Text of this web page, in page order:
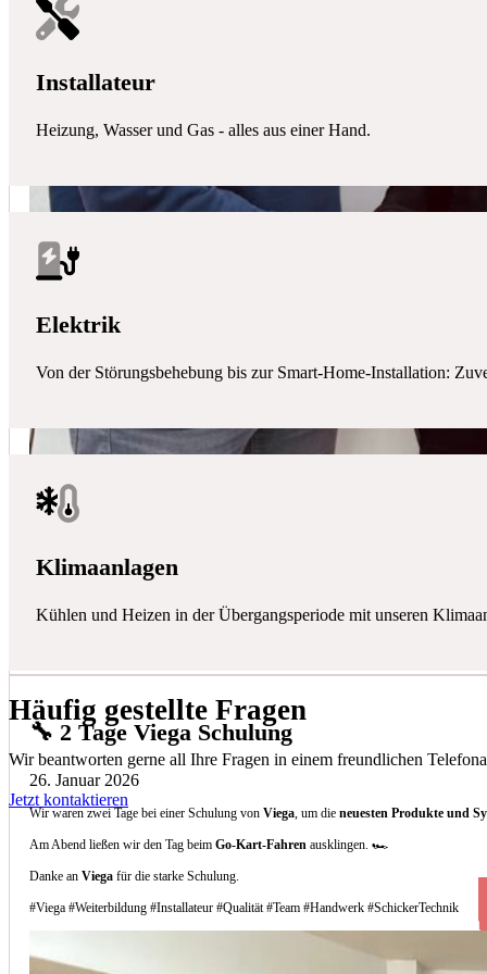
🔧 2 Tage Viega Schulung
26. Januar 2026
Wir waren zwei Tage bei einer Schulung vonViega, um dieneuesten Produkte und
Am Abend ließen wir den Tag beimGo-Kart-Fahren ausklingen. 🏎️
Danke anViega für die starke Schulung.
#Viega #Weiterbildung #Installateur #Qualität #Team #Handwerk #SchickerTechnik
Installateur
Heizung, Wasser und Gas - alles aus einer Hand.
Elektrik
Von der Störungsbehebung bis zur Smart-Home-Installation:
Klimaanlagen
Kühlen und Heizen in der Übergangsperiode mit unseren
Häufig gestellte Fragen
Wir beantworten gerne all Ihre Fragen in einem freundlichen
Jetzt kontaktieren
Welche Arten von Klimaanlagen installieren